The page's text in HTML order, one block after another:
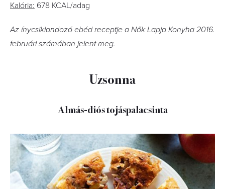
Kalória: 678 KCAL/adag
Az ínycsiklandozó ebéd receptje a Nők Lapja Konyha 2016.
februári számában jelent meg.
Uzsonna
Almás-diós tojáspalacsinta